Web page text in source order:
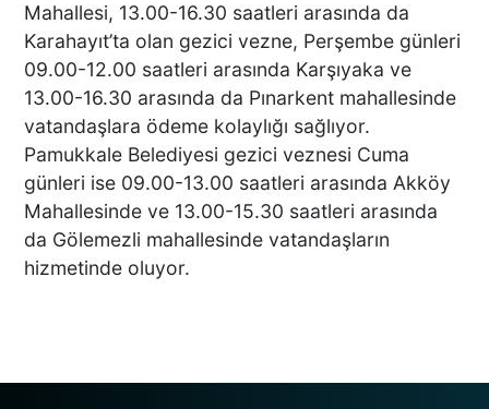
DTO’DAN İŞLETMELERE
ENERJİ VERİMLİLİĞİ
DESTEĞİ
BAŞKAN ERDOĞAN:
TİCARETİN YENİ DİLİ
DİJİTALLEŞMEDİR
Mahallesi, 13.00-16.30 saatleri arasında da
Karahayıt’ta olan gezici vezne, Perşembe günleri
09.00-12.00 saatleri arasında Karşıyaka ve
13.00-16.30 arasında da Pınarkent mahallesinde
vatandaşlara ödeme kolaylığı sağlıyor.
Pamukkale Belediyesi gezici veznesi Cuma
günleri ise 09.00-13.00 saatleri arasında Akköy
Mahallesinde ve 13.00-15.30 saatleri arasında
da Gölemezli mahallesinde vatandaşların
hizmetinde oluyor.